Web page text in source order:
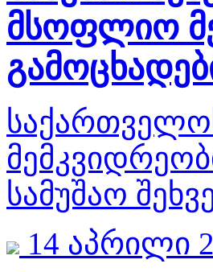
მსოფლიო
სამუშაო
14 აპრილი